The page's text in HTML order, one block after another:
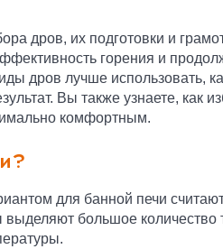
дров, их подготовки и
горения и
дров лучше использовать,
Вы также узнаете, как
комфортным.
для банной печи
большое количество